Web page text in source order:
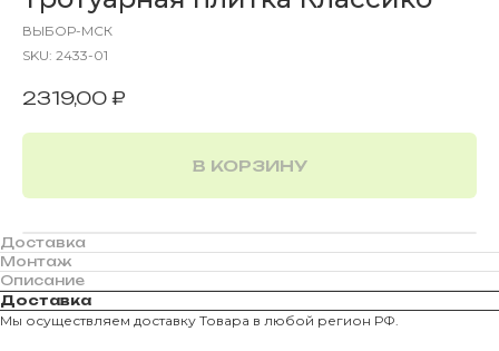
ВЫБОР-МСК
SKU: 2433-01
2319,00 ₽
В КОРЗИНУ
Доставка
Монтаж
Описание
Доставка
Мы осуществляем доставку Товара в любой регион РФ.